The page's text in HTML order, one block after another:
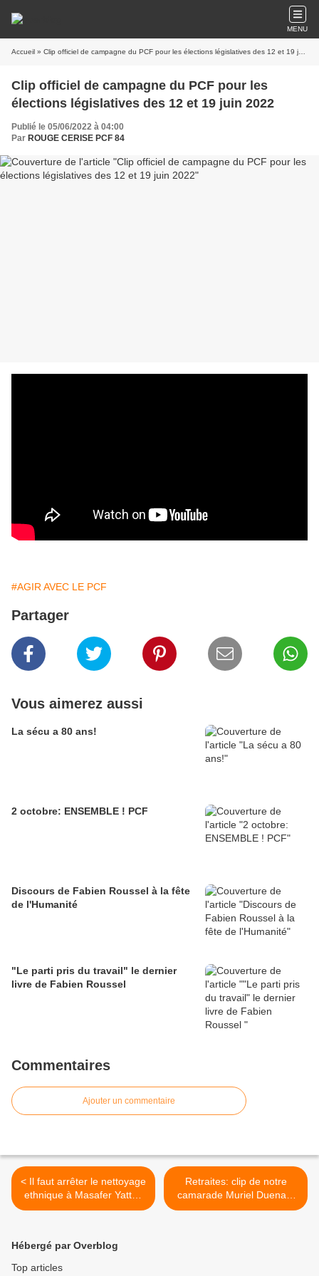
MENU
Accueil » Clip officiel de campagne du PCF pour les élections législatives des 12 et 19 juin 2022
Clip officiel de campagne du PCF pour les
élections législatives des 12 et 19 juin 2022
Publié le 05/06/2022 à 04:00
Par ROUGE CERISE PCF 84
#AGIR AVEC LE PCF
Partager
Vous aimerez aussi
La sécu a 80 ans!
2 octobre: ENSEMBLE ! PCF
Discours de Fabien Roussel à la fête
de l'Humanité
"Le parti pris du travail" le dernier
livre de Fabien Roussel
Commentaires
Ajouter un commentaire
< Il faut arrêter le nettoyage
ethnique à Masafer Yatta !
MRAP
Retraites: clip de notre
camarade Muriel Duenas,
candidate de la NUPES,
Hébergé par Overblog
Top articles